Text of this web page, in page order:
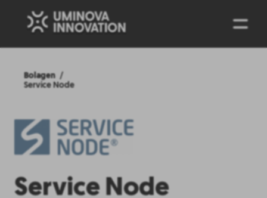
Bolagen
Service Node
Service Node